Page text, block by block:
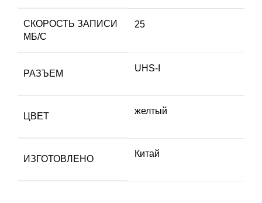
СКОРОСТЬ ЗАПИСИ
МБ/С
25
РАЗЪЕМ
UHS-I
ЦВЕТ
желтый
ИЗГОТОВЛЕНО
Китай